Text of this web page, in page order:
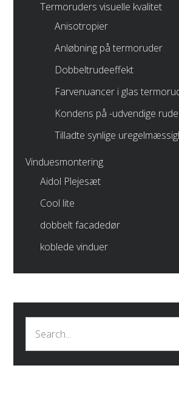
Termoruders visuelle kvalitet
Anisotropier
Anløbning på termoruder
Dobbeltrudeeffekt
Farvenuancer i glas
Kondens på -udvendige
Tilladte synlige
Vinduesmontering
Aidol Plejesæt
Cool lite
dobbelt facadedør
koblede vinduer
Search
for: